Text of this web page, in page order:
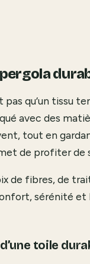
pas qu’un tissu
avec des
tout en
de profiter de
de fibres, de
sérénité et
toile